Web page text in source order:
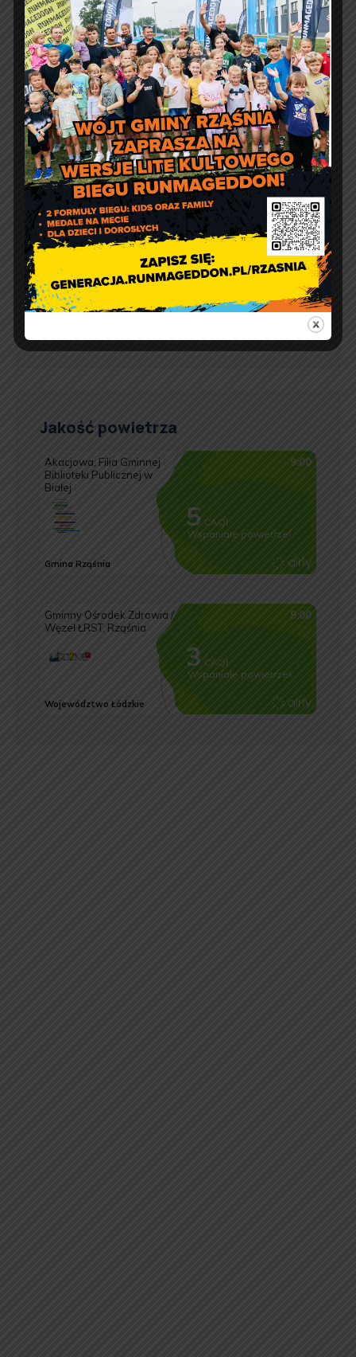
Kontakt
Urząd Gminy w Rząśni
ul. 1 Maja 37
98 – 332 Rząśnia
e-doręczenia:AE:PL-57726-56911-GBSAJ-23
adres email:gmina@rzasnia.pl
tel. 44 631-71-22 (biuro podawcze)
Godziny otwarcia Urzędu:
pon.: 9:00 – 17:00
wt. – pt.: 7:30 – 15:30
Jakość powietrza